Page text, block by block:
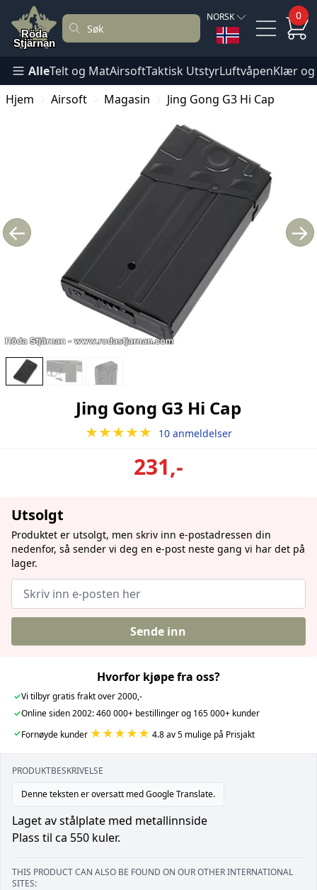
NORSK 0
AlleTelt og MatAirsoftTaktisk UtstyrLuftvåpenKlær
Hjem
Airsoft Magasin Jing Gong G3 Hi Cap
← →
Jing Gong G3 Hi Cap
★★★★★ 10 anmeldelser
231,-
Utsolgt
Produktet er utsolgt, men skriv inn e-postadressen din
nedenfor, så sender vi deg en e-post neste gang vi har det på
lager.
Sende inn
Hvorfor kjøpe fra oss?
✓Vi tilbyr gratis frakt over 2000,-
✓Online siden 2002: 460 000+ bestillinger og 165 000+ kunder
✓Fornøyde kunder ★★★★★ 4.8 av 5 mulige på Prisjakt
PRODUKTBESKRIVELSE
Denne teksten er oversatt med Google Translate.
Laget av stålplate med metallinnside
Plass til ca 550 kuler.
THIS PRODUCT CAN ALSO BE FOUND ON OUR OTHER INTERNATIONAL
SITES: